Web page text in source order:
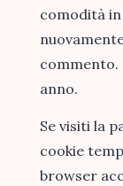
comodità
commento.
anno.
Se visiti la
cookie
browser